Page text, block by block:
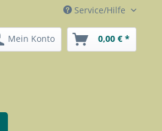
Service/Hilfe
Mein Konto 0,00 € *